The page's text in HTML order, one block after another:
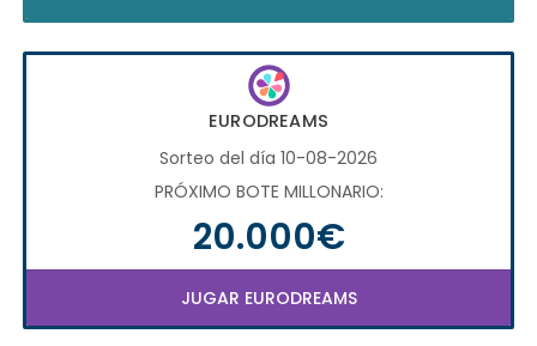
EURODREAMS
Sorteo del día 10-08-2026
PRÓXIMO BOTE MILLONARIO:
20.000€
JUGAR EURODREAMS